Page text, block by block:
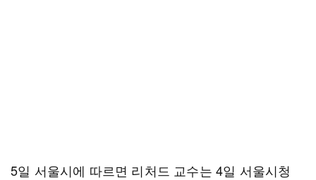
5일 서울시에 따르면 리처드 교수는 4일 서울시청